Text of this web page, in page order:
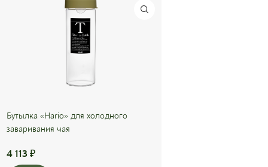
Бутылка «Hario» для холодного
заваривания чая
4 113 ₽